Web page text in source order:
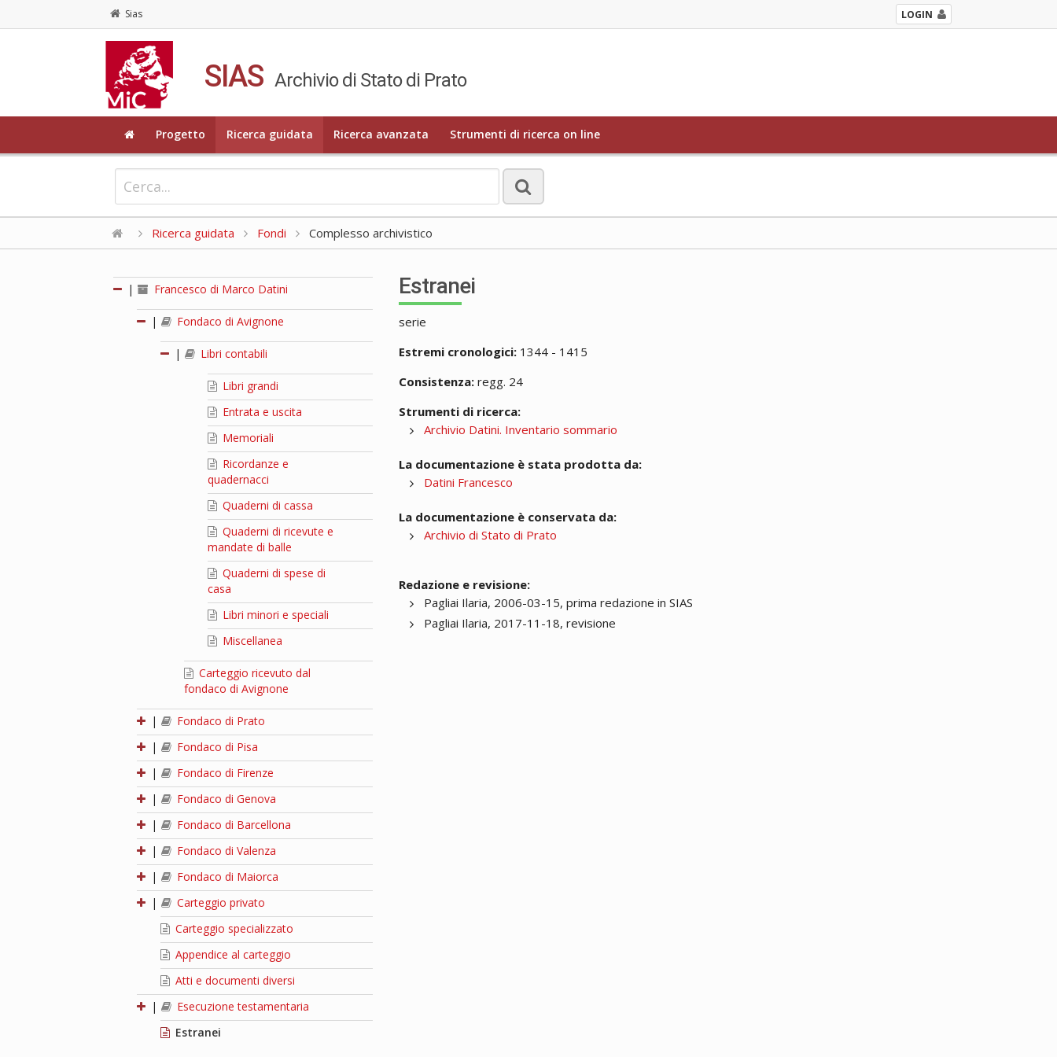
Sias LOGIN
SIAS Archivio di Stato di Prato
Progetto Ricerca guidata Ricerca avanzata Strumenti di ricerca on line
Ricerca guidata Fondi Complesso archivistico
| Francesco di Marco Datini
| Fondaco di Avignone
| Libri contabili
Libri grandi
Entrata e uscita
Memoriali
Ricordanze e
quadernacci
Quaderni di cassa
Quaderni di ricevute e
mandate di balle
Quaderni di spese di
casa
Libri minori e speciali
Miscellanea
Carteggio ricevuto dal
fondaco di Avignone
|
Fondaco di Prato
|
Fondaco di Pisa
|
Fondaco di Firenze
|
Fondaco di Genova
|
Fondaco di Barcellona
|
Fondaco di Valenza
|
Fondaco di Maiorca
|
Carteggio privato
Carteggio specializzato
Appendice al carteggio
Atti e documenti diversi
|
Esecuzione testamentaria
Estranei
Estranei
serie
Estremi cronologici: 1344 - 1415
Consistenza: regg. 24
Strumenti di ricerca:
Archivio Datini. Inventario sommario
La documentazione è stata prodotta da:
Datini Francesco
La documentazione è conservata da:
Archivio di Stato di Prato
Redazione e revisione:
Pagliai Ilaria, 2006-03-15, prima redazione in SIAS
Pagliai Ilaria, 2017-11-18, revisione